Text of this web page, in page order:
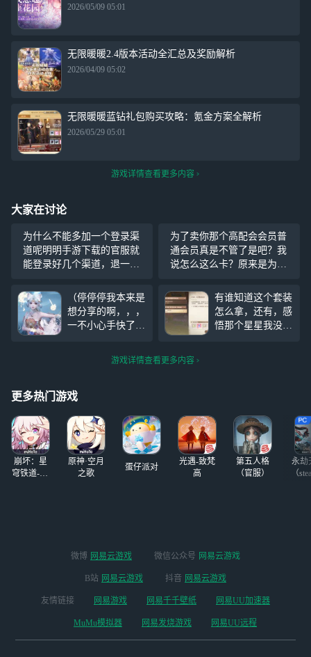
2026/05/09 05:01
无限暖暖2.4版本活动全汇总及奖励解析
2026/04/09 05:02
无限暖暖蓝钻礼包购买攻略：氪金方案全解析
2026/05/29 05:01
游戏详情查看更多内容
大家在讨论
为什么不能多加一个登录渠
道呢明明手游下载的官服就
能登录好几个渠道，退一万
多几个登录方式？#无限暖暖
#
为了卖你那个高配会会员普
通会员真是不管了是吧？我
说怎么这么卡？原来是为了
pt 高配就流畅起来了，怎么
滴，普通你闲米少开始搞这
套让所有人开高配是吗？
（停停停我本来是
想分享的啊，，，
一不小心手快了结
猫咪（没人发现我
喵喵）
有谁知道这个套装
怎么拿，还有，感
悟那个星星我没
游戏详情查看更多内容
更多热门游戏
崩坏：星
穹铁道-4.4
原神·空月
之歌
蛋仔派对
光遇-致梵
高
第五人格
（官服）
永劫
（
微博 网易云游戏 微信公众号 网易云游戏
B站 网易云游戏 抖音 网易云游戏
友情链接 网易游戏 网易千千壁纸 网易UU加速器
MuMu模拟器 网易发烧游戏 网易UU远程